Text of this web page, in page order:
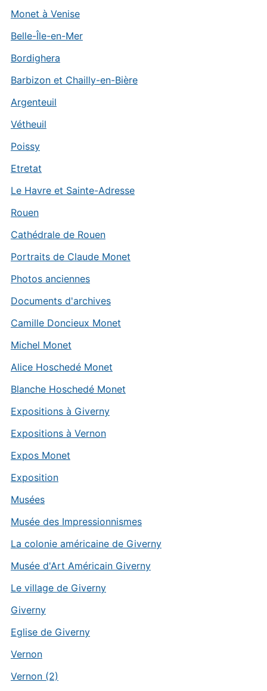
Monet à Venise
Belle-Île-en-Mer
Bordighera
Barbizon et Chailly-en-Bière
Argenteuil
Vétheuil
Poissy
Etretat
Le Havre et Sainte-Adresse
Rouen
Cathédrale de Rouen
Portraits de Claude Monet
Photos anciennes
Documents d'archives
Camille Doncieux Monet
Michel Monet
Alice Hoschedé Monet
Blanche Hoschedé Monet
Expositions à Giverny
Expositions à Vernon
Expos Monet
Exposition
Musées
Musée des Impressionnismes
La colonie américaine de Giverny
Musée d'Art Américain Giverny
Le village de Giverny
Giverny
Eglise de Giverny
Vernon
Vernon (2)